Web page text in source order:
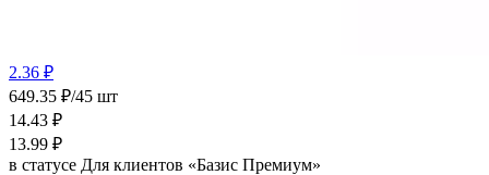
2.36 ₽
649.35 ₽/45 шт
14.43 ₽
13.99 ₽
в статусе Для клиентов «Базис Премиум»